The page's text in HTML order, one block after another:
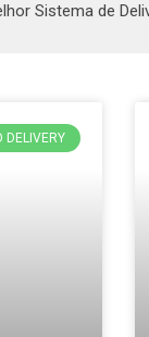
DELIVERY